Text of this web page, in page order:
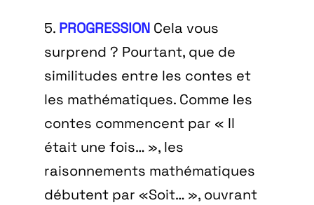
5. PROGRESSIONCela vous
surprend ? Pourtant, que de
similitudes entre les contes et
les mathématiques. Comme les
contes commencent par « Il
était une fois… », les
raisonnements mathématiques
débutent par «Soit… », ouvrant